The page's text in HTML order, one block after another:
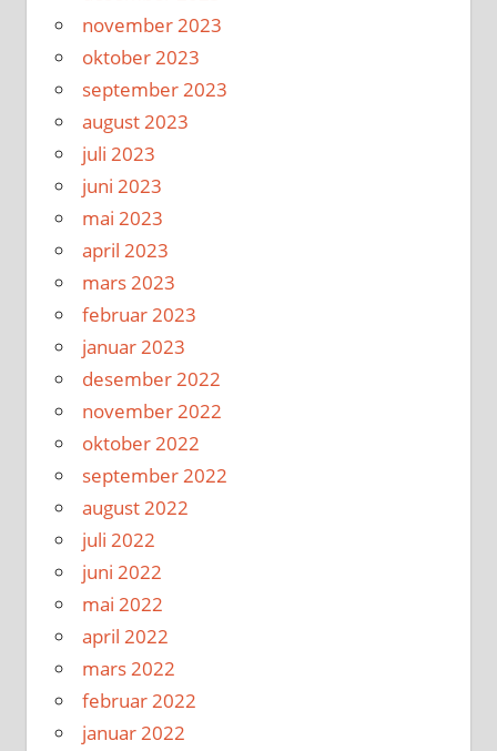
november 2023
oktober 2023
september 2023
august 2023
juli 2023
juni 2023
mai 2023
april 2023
mars 2023
februar 2023
januar 2023
desember 2022
november 2022
oktober 2022
september 2022
august 2022
juli 2022
juni 2022
mai 2022
april 2022
mars 2022
februar 2022
januar 2022